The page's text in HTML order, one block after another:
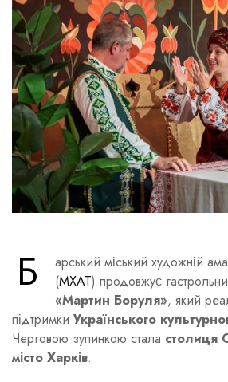
Б
арський міський художній
(МХАТ) продовжує
«Мартин Боруля», який
підтримки Українського
Черговою зупинкою стала
місто Харків.